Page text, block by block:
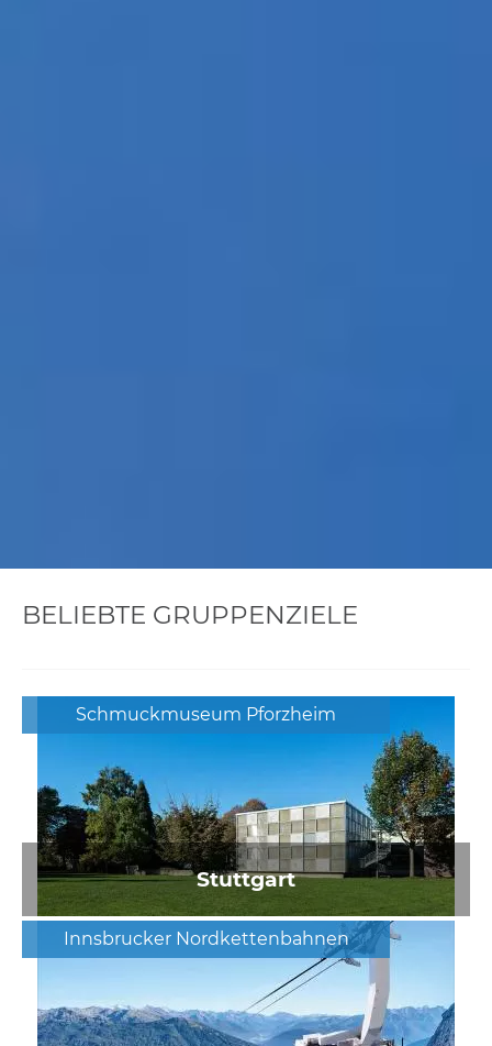
BELIEBTE GRUPPENZIELE
Schmuckmuseum Pforzheim
Stuttgart
Innsbrucker Nordkettenbahnen